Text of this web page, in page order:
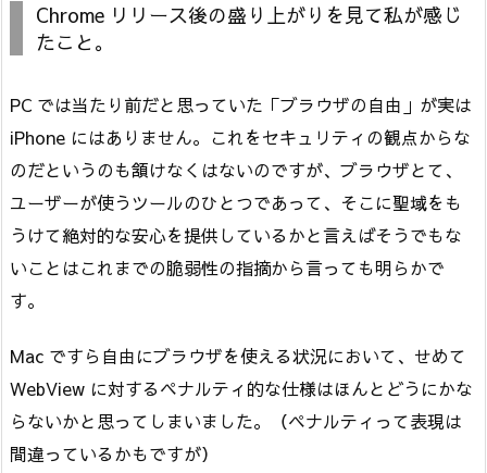
Chrome リリース後の盛り上がりを見て私が感じ
たこと。
PC では当たり前だと思っていた「ブラウザの自由」が実は
iPhone にはありません。これをセキュリティの観点からな
のだというのも頷けなくはないのですが、ブラウザとて、
ユーザーが使うツールのひとつであって、そこに聖域をも
うけて絶対的な安心を提供しているかと言えばそうでもな
いことはこれまでの脆弱性の指摘から言っても明らかで
す。
Mac ですら自由にブラウザを使える状況において、せめて
WebView に対するペナルティ的な仕様はほんとどうにかな
らないかと思ってしまいました。（ペナルティって表現は
間違っているかもですが）